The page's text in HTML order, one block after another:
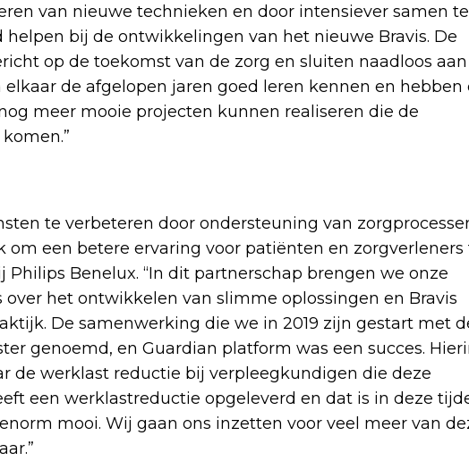
van nieuwe technieken en door intensiever samen te
bij de ontwikkelingen van het nieuwe Bravis. De
op de toekomst van de zorg en sluiten naadloos aan
de afgelopen jaren goed leren kennen en hebben
meer mooie projecten kunnen realiseren die de
te verbeteren door ondersteuning van
om een betere ervaring voor patiënten en zorgverleners
Philips Benelux. “In dit partnerschap brengen we onze
het ontwikkelen van slimme oplossingen en Bravis
De samenwerking die we in 2019 zijn gestart met
genoemd, en Guardian platform was een succes.
de werklast reductie bij verpleegkundigen die deze
een werklastreductie opgeleverd en dat is in deze
mooi. Wij gaan ons inzetten voor veel meer van